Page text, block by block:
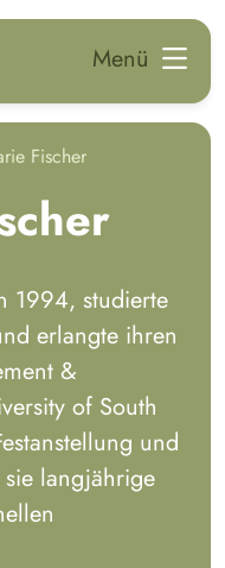
Menü
Fischer
1994, studierte
erlangte ihren
&
of South
und
langjährige